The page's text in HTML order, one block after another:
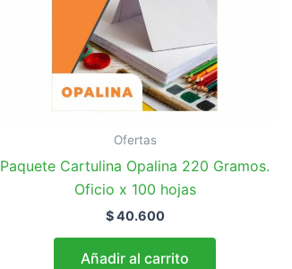
Ofertas
Paquete Cartulina Opalina 220 Gramos.
Oficio x 100 hojas
$40.600
Añadir al carrito